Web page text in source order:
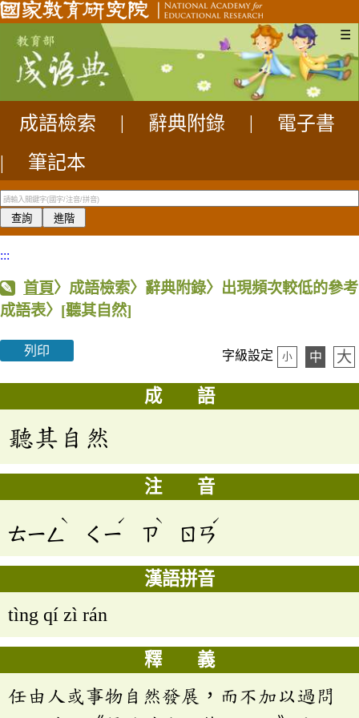
☰
成語檢索 辭典附錄
電子書
|
筆記本
:::
首頁〉成語檢索〉辭典附錄〉出現頻次較低的參考
成語表〉 [聽其自然]
列印 字級設定 小 中 大
成 語
聽其自然
注 音
ㄊㄧㄥ
ˋ
ㄑㄧ
ˊ
ㄗ
ˋ
ㄖㄢ
ˊ
漢語拼音
tìng qí zì rán
釋 義
任由人或事物自然發展，而不加以過問